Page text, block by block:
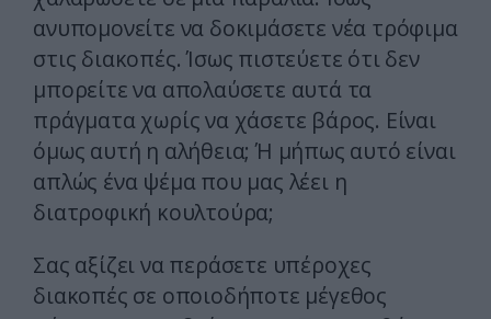
ανυπομονείτε να δοκιμάσετε νέα τρόφιμα
στις διακοπές. Ίσως πιστεύετε ότι δεν
μπορείτε να απολαύσετε αυτά τα
πράγματα χωρίς να χάσετε βάρος. Είναι
όμως αυτή η αλήθεια; Ή μήπως αυτό είναι
απλώς ένα ψέμα που μας λέει η
διατροφική κουλτούρα;
Σας αξίζει να περάσετε υπέροχες
διακοπές σε οποιοδήποτε μέγεθος